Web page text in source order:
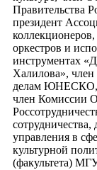
Правительства
президент
оркестров и
инструментах
Халилова»,
делам ЮНЕСКО,
член Комиссии
сотрудничества,
управления в
культурной
(факультета)